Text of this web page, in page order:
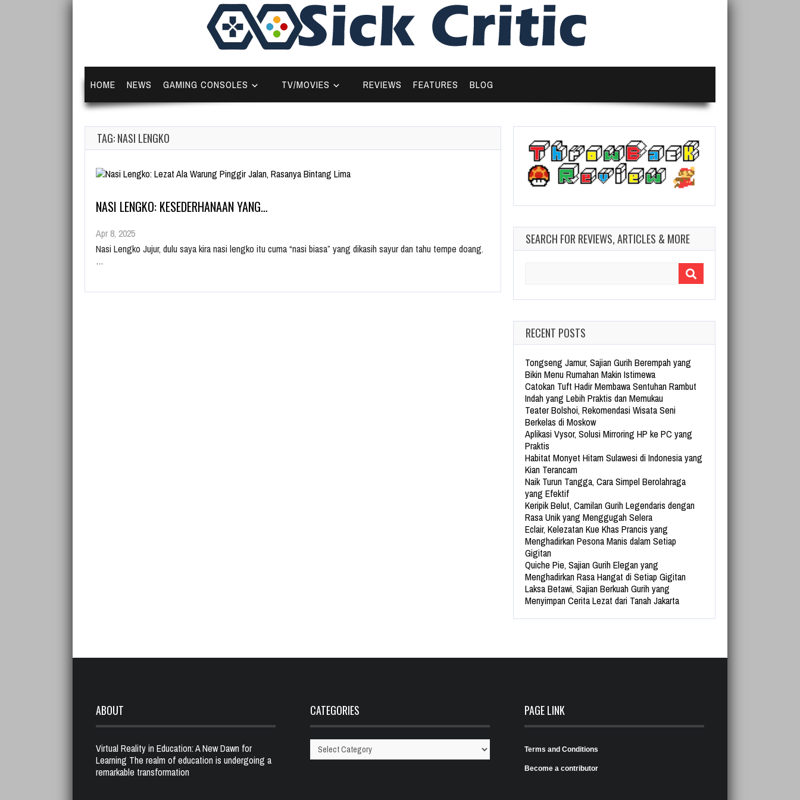
HOME NEWS GAMING CONSOLES TV/MOVIES REVIEWS FEATURES BLOG
TAG: NASI LENGKO
NASI LENGKO: KESEDERHANAAN YANG…
Apr 8, 2025
Nasi Lengko Jujur, dulu saya kira nasi lengko itu cuma “nasi biasa” yang dikasih sayur dan tahu tempe doang.
…
SEARCH FOR REVIEWS, ARTICLES & MORE
RECENT POSTS
Tongseng Jamur, Sajian Gurih Berempah yang
Bikin Menu Rumahan Makin Istimewa
Catokan Tuft Hadir Membawa Sentuhan Rambut
Indah yang Lebih Praktis dan Memukau
Teater Bolshoi, Rekomendasi Wisata Seni
Berkelas di Moskow
Aplikasi Vysor, Solusi Mirroring HP ke PC yang
Praktis
Habitat Monyet Hitam Sulawesi di Indonesia yang
Kian Terancam
Naik Turun Tangga, Cara Simpel Berolahraga
yang Efektif
Keripik Belut, Camilan Gurih Legendaris dengan
Rasa Unik yang Menggugah Selera
Eclair, Kelezatan Kue Khas Prancis yang
Menghadirkan Pesona Manis dalam Setiap
Gigitan
Quiche Pie, Sajian Gurih Elegan yang
Menghadirkan Rasa Hangat di Setiap Gigitan
Laksa Betawi, Sajian Berkuah Gurih yang
Menyimpan Cerita Lezat dari Tanah Jakarta
ABOUT
Virtual Reality in Education: A New Dawn for
Learning The realm of education is undergoing a
remarkable transformation
CATEGORIES
Categories
PAGE LINK
Terms and Conditions
Become a contributor